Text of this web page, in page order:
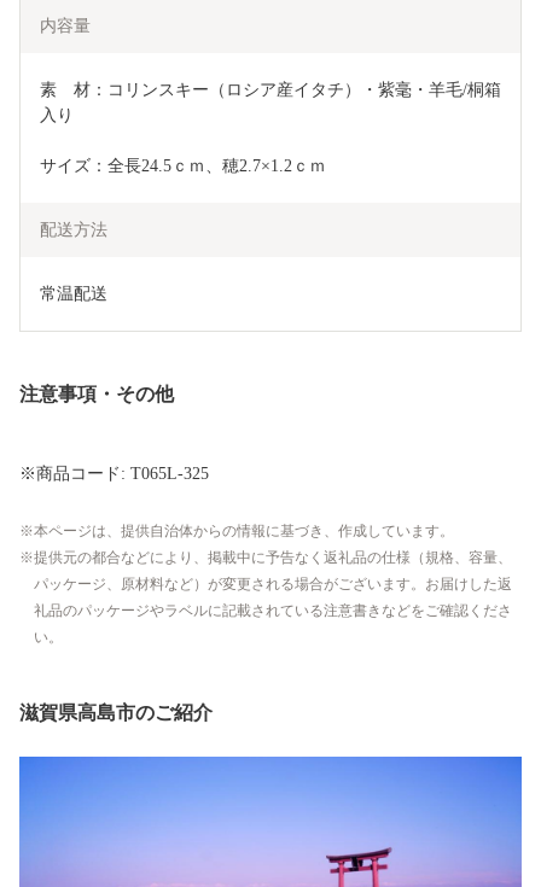
内容量
素　材：コリンスキー（ロシア産イタチ）・紫毫・羊毛/桐箱
入り
サイズ：全長24.5ｃｍ、穂2.7×1.2ｃｍ
配送方法
常温配送
注意事項・その他
※商品コード: T065L-325
本ページは、提供自治体からの情報に基づき、作成しています。
提供元の都合などにより、掲載中に予告なく返礼品の仕様（規格、容量、
パッケージ、原材料など）が変更される場合がございます。お届けした返
礼品のパッケージやラベルに記載されている注意書きなどをご確認くださ
い。
滋賀県高島市のご紹介